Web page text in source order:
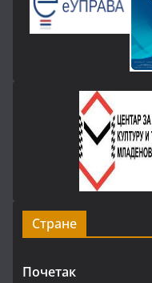
Стране
Почетак